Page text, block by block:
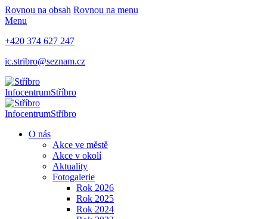
Rovnou na obsah Rovnou na menu
Menu
+420 374 627 247
ic.stribro@seznam.cz
InfocentrumStříbro
InfocentrumStříbro
O nás
Akce ve městě
Akce v okolí
Aktuality
Fotogalerie
Rok 2026
Rok 2025
Rok 2024